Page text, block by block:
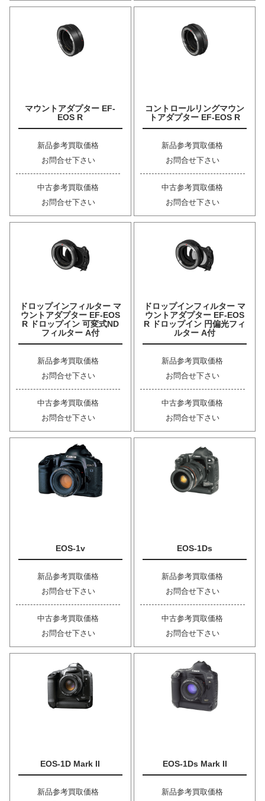
マウントアダプター EF-
EOS R
新品参考買取価格
お問合せ下さい
中古参考買取価格
お問合せ下さい
コントロールリングマウン
トアダプター EF-EOS R
新品参考買取価格
お問合せ下さい
中古参考買取価格
お問合せ下さい
ドロップインフィルター マ
ウントアダプター EF-EOS
R ドロップイン 可変式ND
フィルター A付
新品参考買取価格
お問合せ下さい
中古参考買取価格
お問合せ下さい
ドロップインフィルター マ
ウントアダプター EF-EOS
R ドロップイン 円偏光フィ
ルター A付
新品参考買取価格
お問合せ下さい
中古参考買取価格
お問合せ下さい
EOS-1v
新品参考買取価格
お問合せ下さい
中古参考買取価格
お問合せ下さい
EOS-1Ds
新品参考買取価格
お問合せ下さい
中古参考買取価格
お問合せ下さい
EOS-1D Mark II
新品参考買取価格
EOS-1Ds Mark II
新品参考買取価格